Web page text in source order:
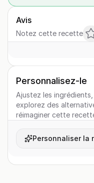
Avis
Notez cette recette
Personnalisez-le
Ajustez les
explorez des
réimaginer cette
Personnaliser la